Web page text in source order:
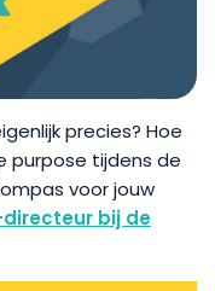
precies? Hoe
purpose tijdens de
voor jouw
directeur bij de